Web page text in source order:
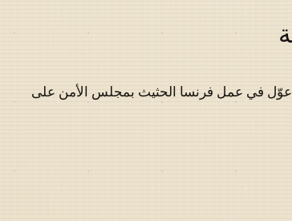
في عمل فرنسا الحثيث بمجلس الأمن على